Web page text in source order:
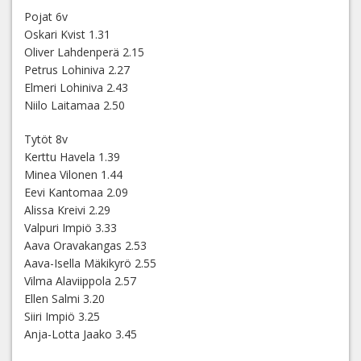
Pojat 6v
Oskari Kvist 1.31
Oliver Lahdenperä 2.15
Petrus Lohiniva 2.27
Elmeri Lohiniva 2.43
Niilo Laitamaa 2.50
Tytöt 8v
Kerttu Havela 1.39
Minea Vilonen 1.44
Eevi Kantomaa 2.09
Alissa Kreivi 2.29
Valpuri Impiö 3.33
Aava Oravakangas 2.53
Aava-Isella Mäkikyrö 2.55
Vilma Alaviippola 2.57
Ellen Salmi 3.20
Siiri Impiö 3.25
Anja-Lotta Jaako 3.45